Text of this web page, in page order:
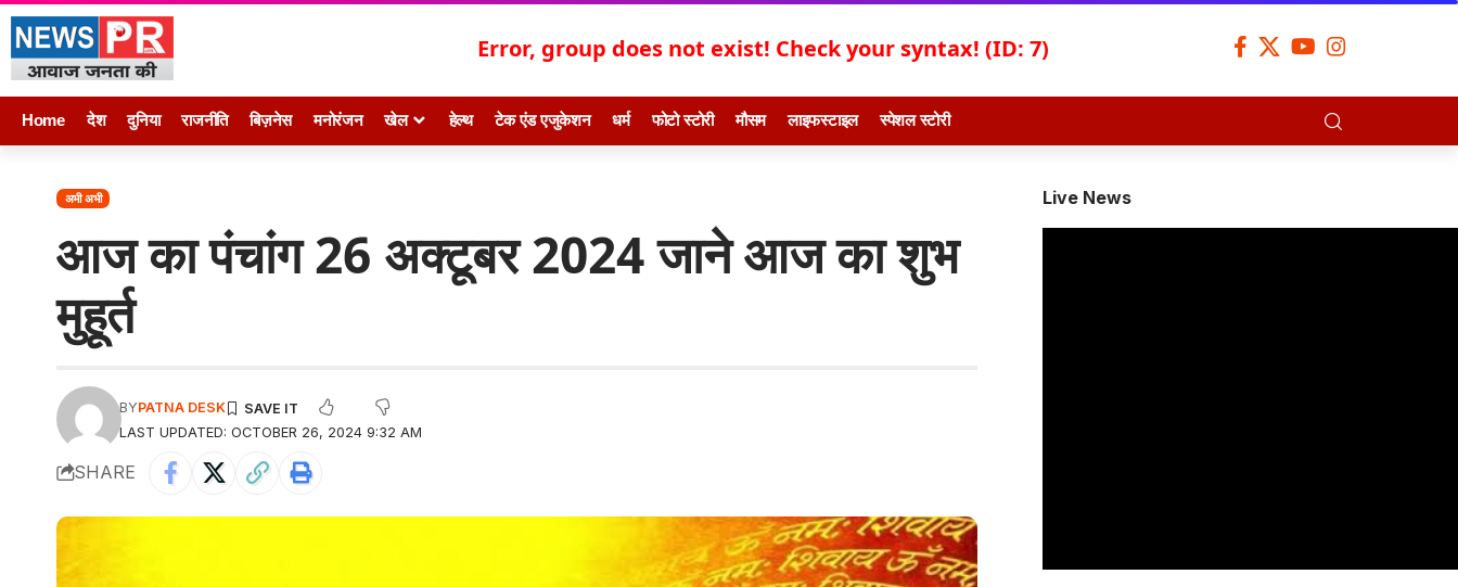
Error, group does not exist! Check your syntax! (ID: 7)
Home देश दुनिया राजनीति बिज़नेस मनोरंजन खेल हेल्थ टेक एंड एजुकेशन धर्म फोटो स्टोरी मौसम लाइफस्टाइल स्पेशल स्टोरी
अभी अभी
आज का पंचांग 26 अक्टूबर 2024 जाने आज का शुभ
मुहूर्त
LAST UPDATED: OCTOBER 26, 2024 9:32 AM
BYPATNA DESK
SHARE
Live News